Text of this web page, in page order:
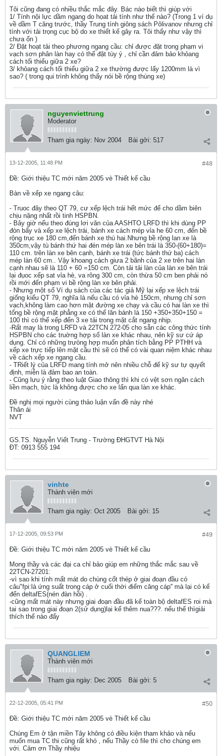
Tôi cũng đang có nhiều thắc mắc đây. Bác nào biết thì giúp với
1/ Tính nội lực dầm ngang do họat tải tính như thế nào? (Trong 1 ví dụ
về dầm T căng trước, thầy Trung tính giông sách Pôlivanov nhưng chỉ
tính với tải trọng cục bộ do xe thiết kế gây ra. Tôi thấy như vậy thì
chưa ổn )
2/ Đặt hoạt tải theo phương ngang cầu: chỉ được đặt trong phạm vi
vạch sơn phân làn hay có thể đặt tùy ý , chỉ cần đảm bảo khỏang
cách tối thiểu giữa 2 xe?
3/ khỏang cách tối thiểu giữa 2 xe thường được lấy 1200mm là vì
sao? ( trong qui trình không thấy nói bề rộng thùng xe)
nguyenviettrung
Moderator
Tham gia ngày: Nov 2004 Bài gởi: 517
#48
13-12-2005, 11:48 PM
Ðề: Giới thiệu TC mới năm 2005 vè Thiết kế cầu
Bàn về xếp xe ngang câu:
- Truoc đây theo QT 79, cư xếp lệch trái hết mức để cho dầm biên
chịu nặng nhất rồi tinh HSPBN.
- Bây giờ nếu theo đúng lơi văn của AASHTO LRFD thì khi dùng PP
đòn bẩy và xếp xe lệch trái, bánh xe cách mép vỉa he 60 cm, đến bề
rộng trục xe 180 cm,đến bánh xe thú hai.Nhưng bề rộng lan xe là
350cm,vậy tù bánh thứ hai đén mép làn xe bên trái là 350-(60+180)=
110 cm. trên làn xe bên cạnh, bánh xe trái (tức bánh thứ ba) cách
mép làn 60 cm.. Vậy khoang cách giưa 2 bãnh của 2 xe trên hai làn
cạnh nhau sẽ là 110 + 60 =150 cm. Còn tải tải làn của làn xe bên trái
lại đụoc xếp sat vỉa hè, va rông 300 cm, còn thừa 50 cm ben phải nó
rồi mới đến phạm vi bề rộng làn xe bên phải.
- Nhưng một số Ví dụ sách của các tác giả Mỹ lại xếp xe lệch trái
giống kiểu QT 79, nghĩa là nếu cầu có vỉa hè 150cm, nhưng chỉ sơn
vạch,không làm cao hơn mặt đường xe chạy và cầu có hai làn xe thì
tổng bề rộng mặt phẳng xe có thể lăn bánh là 150 +350+350+150 =
100 thì có thể xếp đến 3 xe tải trong mặt cắt ngang nhịp.
-Rất may là trong LRFD và 22TCN 272-05 cho sẵn các công thức tính
HSPBN cho các truờng hợp số làn xe khác nhau, nên kỹ sư cứ áp
dụng. Chỉ có những trưòng hợp muốn phân tích bằng PP PTHH và
xếp xe trực tiếp lên mặt cầu thì sẽ có thể có vài quan niệm khác nhau
về cách xếp xe ngang cầu.
- TRiết lý của LRFD mang tính mở nên nhiều chỗ để kỹ sư tự quyết
định, miễn là đảm bao an toàn.
- Cũng lưu ý rằng theo luật Giao thông thì khi có vệt sơn ngăn cách
liền mạch, tức là không được cho xe lấn qua làn xe khác.
Đề nghị mọi người cùng thảo luận vấn đề này nhé
Thân ái
NVT
GS.TS. Nguyễn Viết Trung - Trường ĐHGTVT Hà Nội
ĐT: 0913 555 194
vinhte
Thành viên mới
Tham gia ngày: Oct 2005 Bài gởi: 15
#49
17-12-2005, 09:53 PM
Ðề: Giới thiệu TC mới năm 2005 vè Thiết kế cầu
Mong thầy và các đại ca chỉ bảo giúp em những thắc mắc sau về
22TCN-27201:
-vì sao khi tính mất mát do chùng cốt thép ở giai đoạn đầu có
câu"fpi:là ứng suất trong cáp ở cuối thời điểm căng cáp'' mà lại có kể
đến deltafES(nén đàn hồi) .
-cũng mất mát này nhưng giai đoạn đầu đã kể toàn bộ deltafES roi mà
tai sao trong giai đoạn 2(sử dụng)lại kể thêm nua???. nếu thế thìgiải
thích thế nào đẩy
QUANGLIEM
Thành viên mới
Tham gia ngày: Dec 2005 Bài gởi: 5
#50
22-12-2005, 05:41 PM
Ðề: Giới thiệu TC mới năm 2005 vè Thiết kế cầu
Chúng Em ở tận miền Tây không có điều kiện tham khảo và nếu
muốn mua TC thi cũng rất khó , nếu Thầy có file thì cho chúng em
với. Cảm ơn Thầy nhiệu